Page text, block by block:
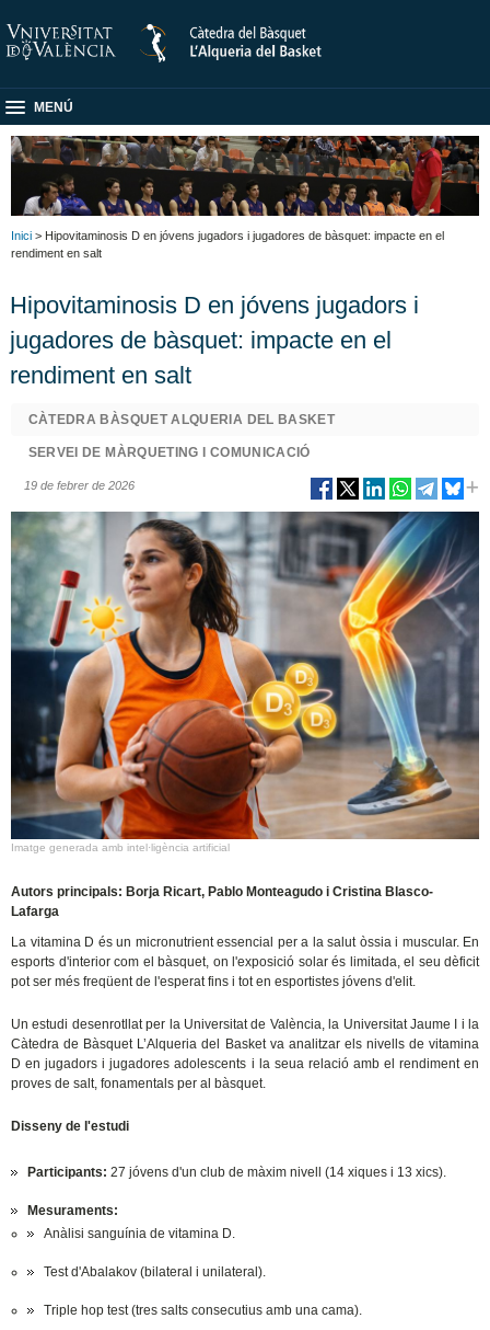
MENÚ
Inici > Hipovitaminosis D en jóvens jugadors i jugadores de bàsquet: impacte en el
rendiment en salt
Hipovitaminosis D en jóvens jugadors i
jugadores de bàsquet: impacte en el
rendiment en salt
CÀTEDRA BÀSQUET ALQUERIA DEL BASKET
SERVEI DE MÀRQUETING I COMUNICACIÓ
19 de febrer de 2026
Imatge generada amb intel·ligència artificial
Autors principals: Borja Ricart, Pablo Monteagudo i Cristina Blasco-
Lafarga
La vitamina D és un micronutrient essencial per a la salut òssia i muscular. En
esports d'interior com el bàsquet, on l'exposició solar és limitada, el seu dèficit
pot ser més freqüent de l'esperat fins i tot en esportistes jóvens d'elit.
Un estudi desenrotllat per la Universitat de València, la Universitat Jaume I i la
Càtedra de Bàsquet L’Alqueria del Basket va analitzar els nivells de vitamina
D en jugadors i jugadores adolescents i la seua relació amb el rendiment en
proves de salt, fonamentals per al bàsquet.
Disseny de l'estudi
Participants: 27 jóvens d'un club de màxim nivell (14 xiques i 13 xics).
Mesuraments:
Anàlisi sanguínia de vitamina D.
Test d'Abalakov (bilateral i unilateral).
Triple hop test (tres salts consecutius amb una cama).